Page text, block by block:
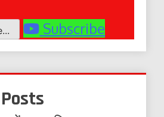
Subscribe